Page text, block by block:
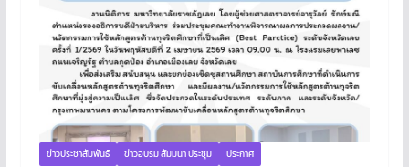
ข่าวประชาสัมพันธ์ ข่าวอบรม สัมมนา ประชุม ประกาศ